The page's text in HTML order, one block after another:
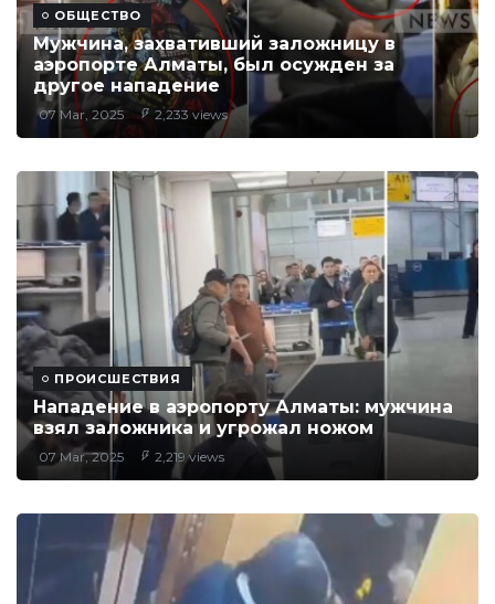
ОБЩЕСТВО
Мужчина, захвативший заложницу в
аэропорте Алматы, был осужден за
другое нападение
07 Mar, 2025 2,233 views
ПРОИСШЕСТВИЯ
Нападение в аэропорту Алматы: мужчина
взял заложника и угрожал ножом
07 Mar, 2025 2,219 views